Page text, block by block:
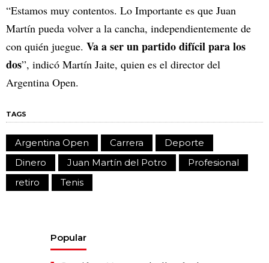
“Estamos muy contentos. Lo Importante es que Juan
Martín pueda volver a la cancha, independientemente de
con quién juegue. Va a ser un partido difícil para los
dos”, indicó Martín Jaite, quien es el director del
Argentina Open.
TAGS
Argentina Open Carrera
Deporte
Dinero
Juan Martín del Potro
Profesional
retiro
Tenis
Popular